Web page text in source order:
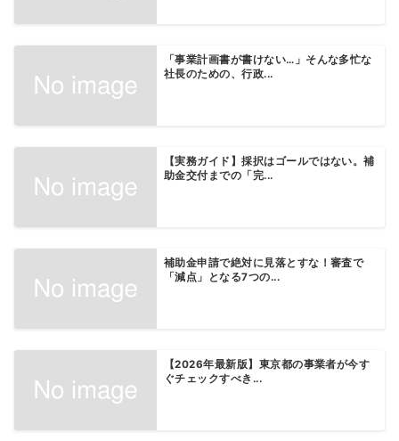
「事業計画書が書けない…」そんな多忙な
社長のための、行政...
【実務ガイド】採択はゴールではない。補
助金交付までの「完...
補助金申請で絶対に見落とすな！審査で
「減点」となる7つの...
【2026年最新版】東京都の事業者が今す
ぐチェックすべき...